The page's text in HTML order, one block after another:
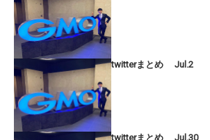
twitterまとめ Jul.2
twitterまとめ Jul.30